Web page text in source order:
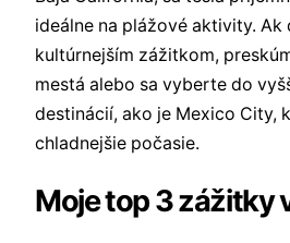
ideálne na plážové aktivity.
kultúrnejším zážitkom,
mestá alebo sa vyberte do
destinácií, ako je Mexico City,
chladnejšie počasie.
Moje top 3 zážitky